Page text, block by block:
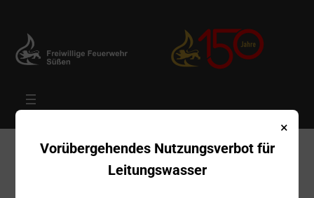
×
Vorübergehendes Nutzungsverbot für
Leitungswasser